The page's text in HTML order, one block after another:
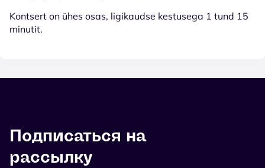
Kontsert on ühes osas, ligikaudse kestusega 1 tund 15
minutit.
Подписаться на
рассылку